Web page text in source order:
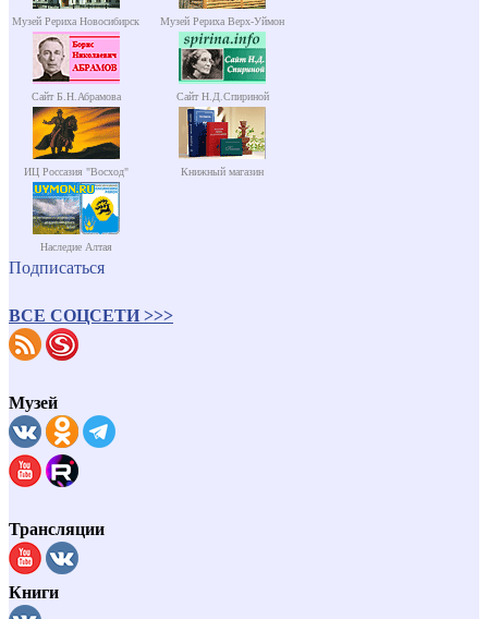
Музей Рериха Новосибирск Музей Рериха Верх-Уймон
Сайт Б.Н.Абрамова Сайт Н.Д.Спириной
ИЦ Россазия "Восход" Книжный магазин
Наследие Алтая
Подписаться
ВСЕ СОЦСЕТИ >>>
Музей
Трансляции
Книги